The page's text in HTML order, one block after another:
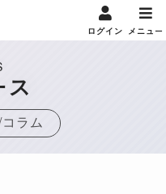
ログイン メニュー
ス
ラム